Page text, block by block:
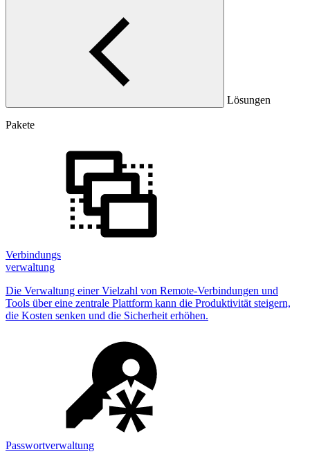
Lösungen
Pakete
Verbindungs
verwaltung
Die Verwaltung einer Vielzahl von Remote-Verbindungen und
Tools über eine zentrale Plattform kann die Produktivität steigern,
die Kosten senken und die Sicherheit erhöhen.
Passwortverwaltung